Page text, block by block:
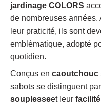
jardinage COLORS
de nombreuses années.
leur praticité, ils sont
emblématique, adopté
quotidien.
Conçus en caoutchouc
sabots se distinguent
souplesseet leur